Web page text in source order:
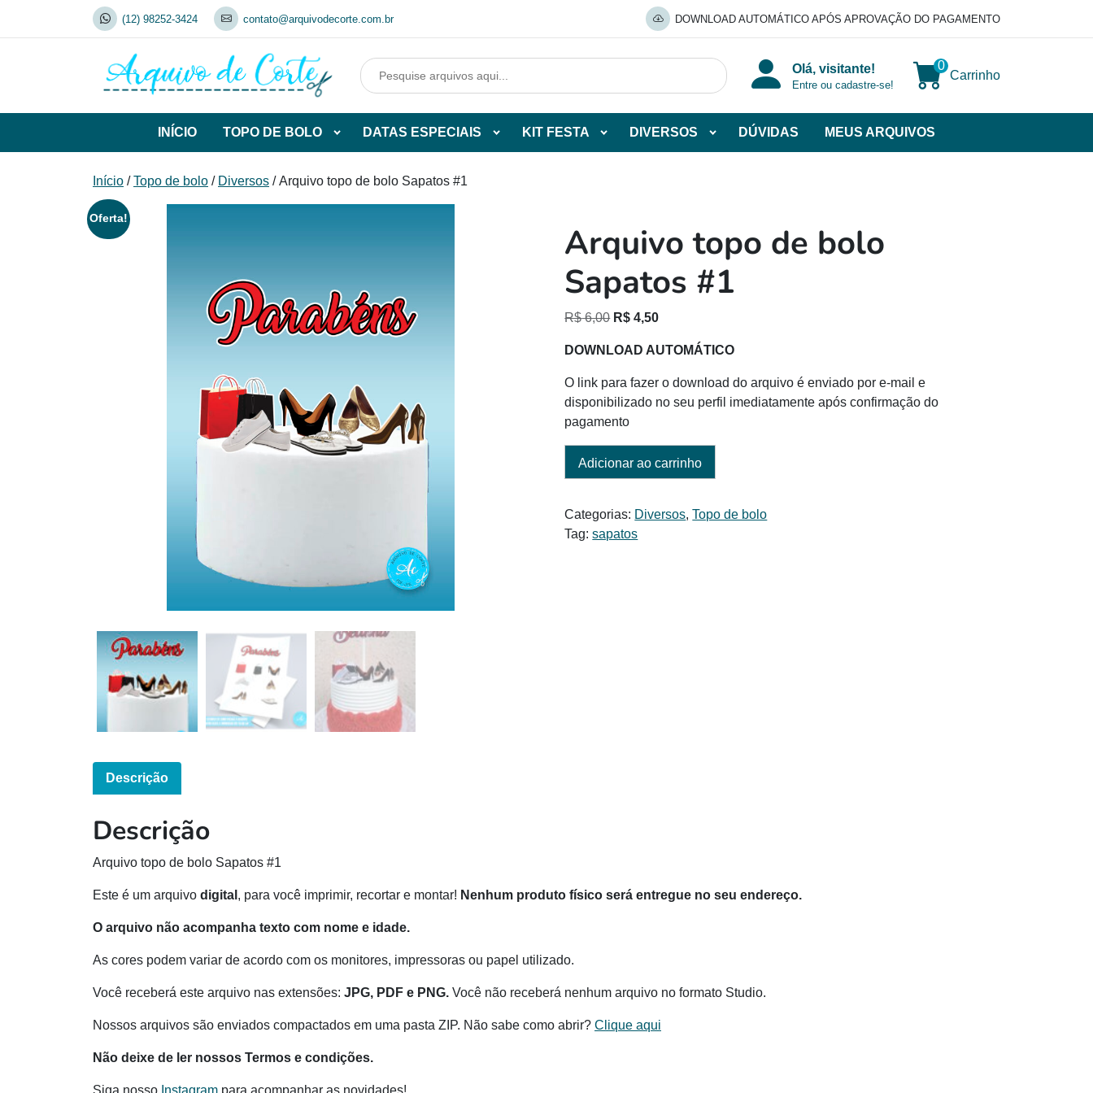
(12) 98252-3424 contato@arquivodecorte.com.br DOWNLOAD AUTOMÁTICO APÓS APROVAÇÃO DO PAGAMENTO
Olá, visitante!
Entre ou cadastre-se!
0
Carrinho
INÍCIO TOPO DE BOLO
de
DATAS ESPECIAIS KIT FESTA DIVERSOS DÚVIDAS MEUS ARQUIVOS
Início /Topo de bolo / Diversos / Arquivo topo de bolo Sapatos #1
Oferta!
Arquivo topo de bolo
Sapatos #1
R$6,00 O
original
era:
R$ 6,00.
R$ 4,50O
atual
DOWNLOAD AUTOMÁTICO
O link para fazer o download do arquivo é enviado por e-mail e
disponibilizado no seu perfil imediatamente após confirmação do
pagamento
Adicionar ao carrinho
Categorias: Diversos,Topo de bolo
Tag:sapatos
Descrição
Descrição
Arquivo topo de bolo Sapatos #1
Este é um arquivo digital , para você imprimir, recortar e montar! Nenhum produto físico será entregue no seu endereço.
O arquivo não acompanha texto com nome e idade.
As cores podem variar de acordo com os monitores, impressoras ou papel utilizado.
Você receberá este arquivo nas extensões: JPG, PDF e PNG. Você não receberá nenhum arquivo no formato Studio.
Nossos arquivos são enviados compactados em uma pasta ZIP. Não sabe como abrir? Clique aqui
Não deixe de ler nossos Termos e condições.